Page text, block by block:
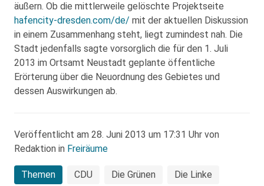
äußern. Ob die mittlerweile gelöschte Projektseite
hafencity-dresden.com/de/ mit der aktuellen Diskussion
in einem Zusammenhang steht, liegt zumindest nah. Die
Stadt jedenfalls sagte vorsorglich die für den 1. Juli
2013 im Ortsamt Neustadt geplante öffentliche
Erörterung über die Neuordnung des Gebietes und
dessen Auswirkungen ab.
Veröffentlicht am 28. Juni 2013 um 17:31 Uhr von
Redaktion in Freiräume
Themen CDU Die Grünen Die Linke